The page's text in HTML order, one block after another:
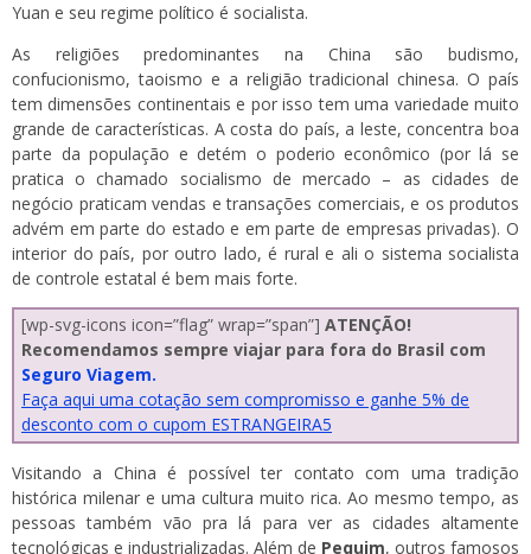
Yuan e seu regime político é socialista.
As religiões predominantes na China são budismo,
confucionismo, taoismo e a religião tradicional chinesa. O país
tem dimensões continentais e por isso tem uma variedade muito
grande de características. A costa do país, a leste, concentra boa
parte da população e detém o poderio econômico (por lá se
pratica o chamado socialismo de mercado – as cidades de
negócio praticam vendas e transações comerciais, e os produtos
advém em parte do estado e em parte de empresas privadas). O
interior do país, por outro lado, é rural e ali o sistema socialista
de controle estatal é bem mais forte.
[wp-svg-icons icon=”flag” wrap=”span”] ATENÇÃO!
Recomendamos sempre viajar para fora do Brasil com
Seguro Viagem.
Faça aqui uma cotação sem compromisso e ganhe 5% de
desconto com o cupom ESTRANGEIRA5
Visitando a China é possível ter contato com uma tradição
histórica milenar e uma cultura muito rica. Ao mesmo tempo, as
pessoas também vão pra lá para ver as cidades altamente
tecnológicas e industrializadas. Além de Pequim, outros famosos